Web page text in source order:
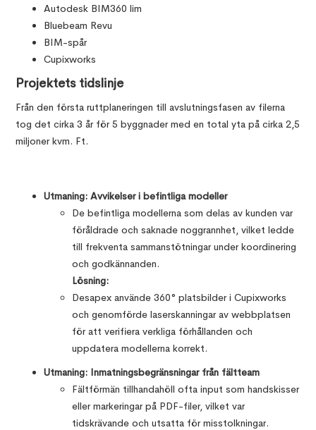
Autodesk BIM360 lim
Bluebeam Revu
BIM-spår
Cupixworks
Projektets tidslinje
Från den första ruttplaneringen till avslutningsfasen av filerna
tog det cirka 3 år för 5 byggnader med en total yta på cirka 2,5
miljoner kvm. Ft.
Utmaning: Avvikelser i befintliga modeller
De befintliga modellerna som delas av kunden var
föråldrade och saknade noggrannhet, vilket ledde
till frekventa sammanstötningar under koordinering
och godkännanden.
Lösning:
Desapex använde 360° platsbilder i Cupixworks
och genomförde laserskanningar av webbplatsen
för att verifiera verkliga förhållanden och
uppdatera modellerna korrekt.
Utmaning: Inmatningsbegränsningar från fältteam
Fältförmän tillhandahöll ofta input som handskisser
eller markeringar på PDF-filer, vilket var
tidskrävande och utsatta för misstolkningar.